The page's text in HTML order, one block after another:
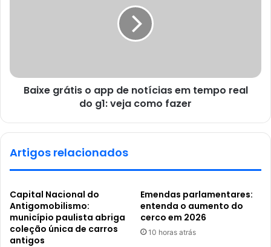
Baixe grátis o app de notícias em tempo real
do g1: veja como fazer
Artigos relacionados
Capital Nacional do
Antigomobilismo:
município paulista abriga
coleção única de carros
antigos
Emendas parlamentares:
entenda o aumento do
cerco em 2026
10 horas atrás